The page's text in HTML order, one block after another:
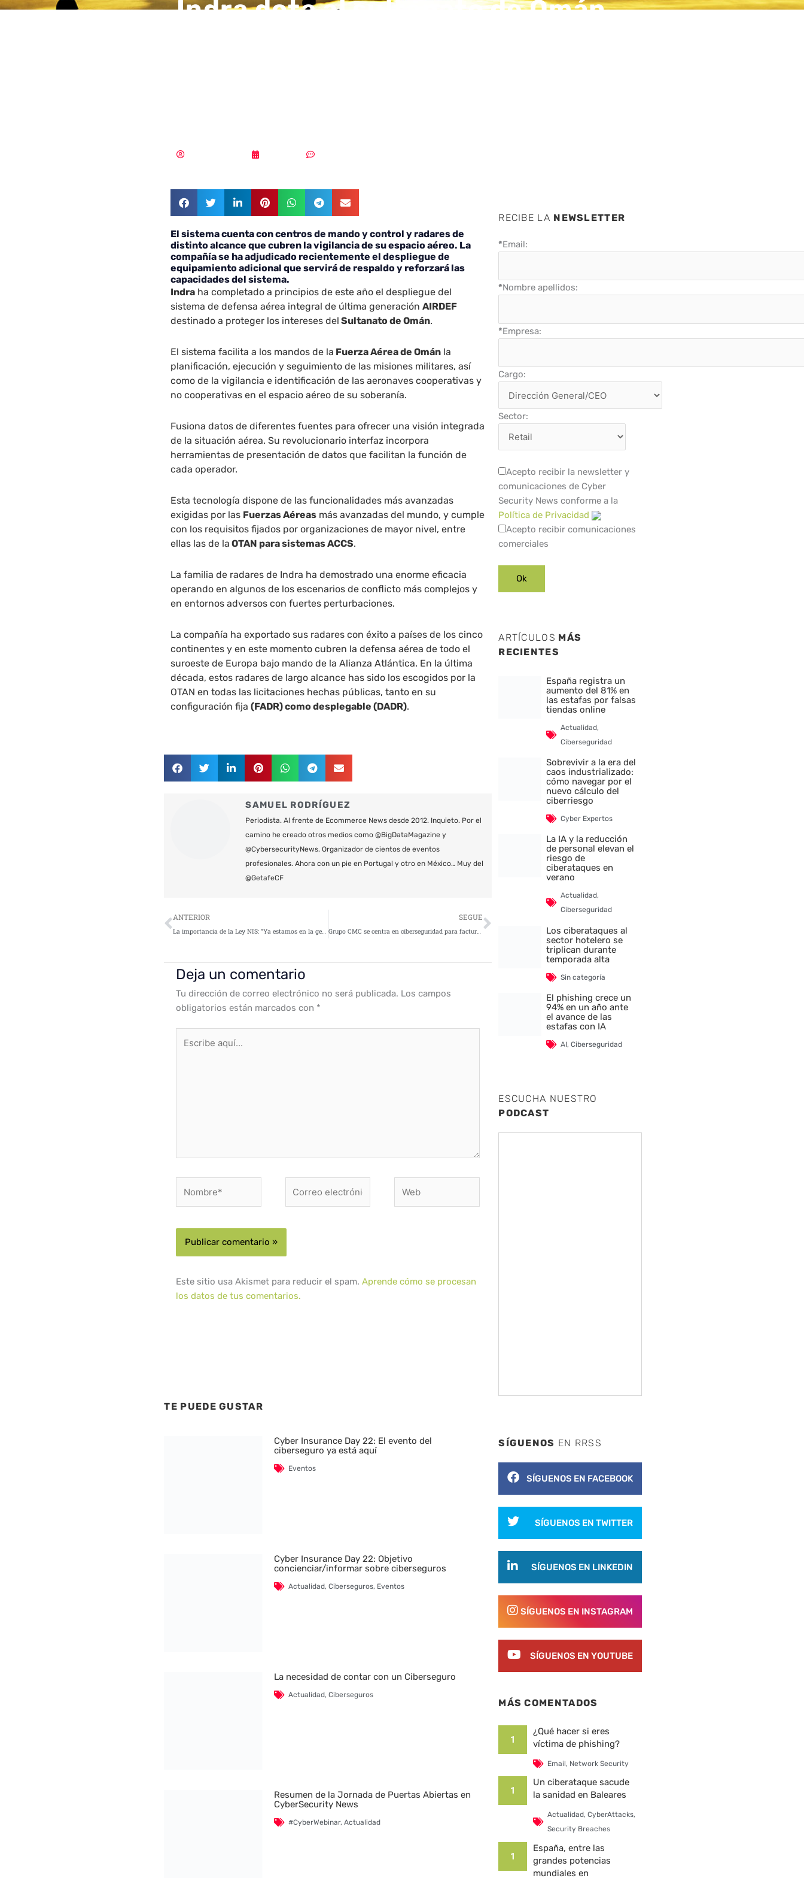
Indra dota al sultanato de Omán
El sistema cuenta con centros de mando y control y radares de
distinto alcance que cubren la vigilancia de su espacio aéreo. La
compañía se ha adjudicado recientemente el despliegue de
equipamiento adicional que servirá de respaldo y reforzará las
capacidades del sistema.
Indra ha completado a principios de este año el despliegue del
sistema de defensa aérea integral de última generaciónAIRDEF
destinado a proteger los intereses del Sultanato de Omán.
El sistema facilita a los mandos de la Fuerza Aérea de Omán la
planificación, ejecución y seguimiento de las misiones militares, así
como de la vigilancia e identificación de las aeronaves cooperativas y
no cooperativas en el espacio aéreo de su soberanía.
Fusiona datos de diferentes fuentes para ofrecer una visión integrada
de la situación aérea. Su revolucionario interfaz incorpora
herramientas de presentación de datos que facilitan la función de
cada operador.
Esta tecnología dispone de las funcionalidades más avanzadas
exigidas por las Fuerzas Aéreas más avanzadas del mundo, y cumple
con los requisitos fijados por organizaciones de mayor nivel, entre
ellas las de la OTAN para sistemas ACCS.
La familia de radares de Indra ha demostrado una enorme eficacia
operando en algunos de los escenarios de conflicto más complejos y
en entornos adversos con fuertes perturbaciones.
La compañía ha exportado sus radares con éxito a países de los cinco
continentes y en este momento cubren la defensa aérea de todo el
suroeste de Europa bajo mando de la Alianza Atlántica. En la última
década, estos radares de largo alcance has sido los escogidos por la
OTAN en todas las licitaciones hechas públicas, tanto en su
configuración fija(FADR) como desplegable (DADR).
SAMUEL RODRÍGUEZ
Periodista. Al frente de Ecommerce News desde 2012. Inquieto. Por el
camino he creado otros medios como @BigDataMagazine y
@CybersecurityNews. Organizador de cientos de eventos
profesionales. Ahora con un pie en Portugal y otro en México… Muy del
@GetafeCF
Ant
ANTERIOR
La importancia de la Ley NIS: “Ya estamos en la geopolítica digital”
SEGUE
Grupo CMC se centra en ciberseguridad para facturar €100 millones
Siguiente
Deja un comentario
Tu dirección de correo electrónico no será publicada. Los campos
obligatorios están marcados con *
aquí...
electrónico*
Este sitio usa Akismet para reducir el spam.Aprende cómo se procesan
los datos de tus comentarios.
TE PUEDE GUSTAR
Cyber Insurance Day 22: El evento del
ciberseguro ya está aquí
Eventos
Cyber Insurance Day 22: Objetivo
concienciar/informar sobre ciberseguros
Actualidad, Ciberseguros, Eventos
La necesidad de contar con un Ciberseguro
Actualidad, Ciberseguros
Resumen de la Jornada de Puertas Abiertas en
CyberSecurity News
#CyberWebinar, Actualidad
RECIBE LA NEWSLETTER
*Email:
*Nombre apellidos:
*Empresa:
Cargo:
Sector:
Acepto recibir la newsletter y
comunicaciones de Cyber
Security News conforme a la
Política de Privacidad
Acepto recibir comunicaciones
comerciales
ARTÍCULOS MÁS
RECIENTES
España registra un
aumento del 81% en
las estafas por falsas
tiendas online
Actualidad,
Ciberseguridad
Sobrevivir a la era del
caos industrializado:
cómo navegar por el
nuevo cálculo del
ciberriesgo
Cyber Expertos
La IA y la reducción
de personal elevan el
riesgo de
ciberataques en
verano
Actualidad,
Ciberseguridad
Los ciberataques al
sector hotelero se
triplican durante
temporada alta
Sin categoría
El phishing crece un
94% en un año ante
el avance de las
estafas con IA
AI,Ciberseguridad
ESCUCHA NUESTRO
PODCAST
SÍGUENOS EN RRSS
SÍGUENOS EN FACEBOOK
SÍGUENOS EN TWITTER
SÍGUENOS EN LINKEDIN
SÍGUENOS EN INSTAGRAM
SÍGUENOS EN YOUTUBE
MÁS COMENTADOS
1
¿Qué hacer si eres
víctima de phishing?
Email, Network Security
1
Un ciberataque sacude
la sanidad en Baleares
Actualidad, CyberAttacks,
Security Breaches
1
España, entre las
grandes potencias
mundiales en